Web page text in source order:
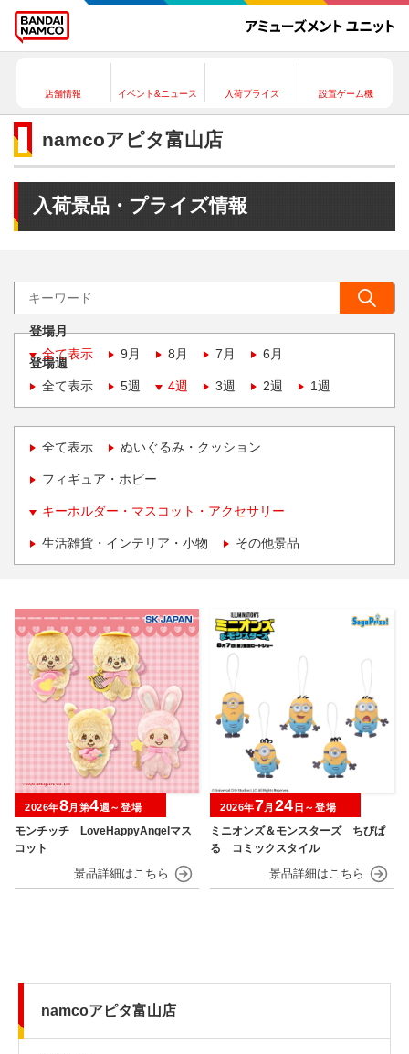
店舗情報 イベント&ニュース 入荷プライズ 設置ゲーム機
namcoアピタ富山店
入荷景品・プライズ情報
登場月
全て表示
9月 8月 7月 6月
登場週
全て表示
5週 4週 3週 2週 1週
全て表示 ぬいぐるみ・クッション
フィギュア・ホビー
キーホルダー・マスコット・アクセサリー
生活雑貨・インテリア・小物 その他景品
モンチッチ LoveHappyAngelマス
コット
2026年8月第4週～登場
ミニオンズ＆モンスターズ ちびぱ
る コミックスタイル
2026年7月 24 日～登場
namcoアピタ富山店